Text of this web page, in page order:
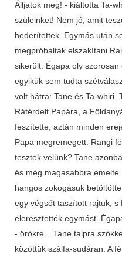
Álljatok meg! - kiáltotta Ta-
szüleinket! Nem jó, amit
hederítettek. Egymás után
megpróbálták elszakítani
sikerült. Égapa oly
egyikük sem tudta
volt hátra: Tane és Ta-whiri.
Rátérdelt Papára, a
feszítette, aztán minden
Papa megremegett. Rangi
tesztek velünk? Tane
és még magasabbra emelte
hangos zokogásuk
egy végsőt taszított rajtuk, s
eleresztették egymást.
- örökre... Tane talpra
közöttük szálfa-sudáran. A